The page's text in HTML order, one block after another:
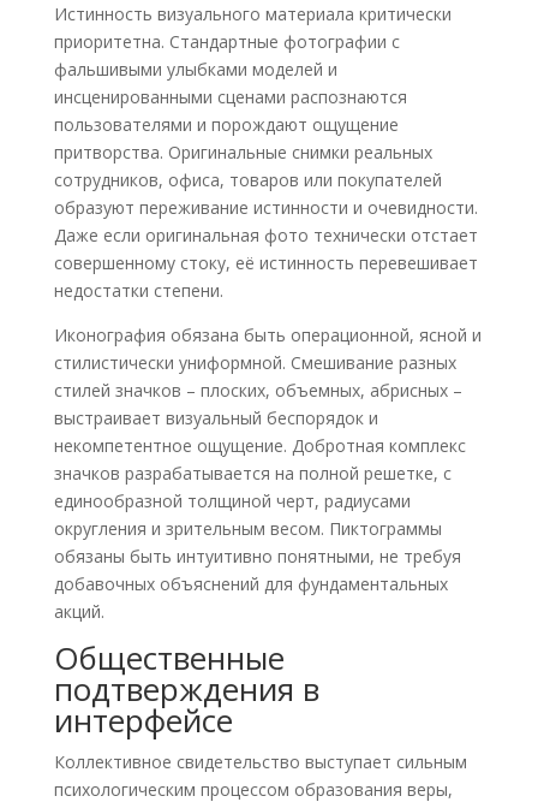
Истинность визуального материала критически
приоритетна. Стандартные фотографии с
фальшивыми улыбками моделей и
инсценированными сценами распознаются
пользователями и порождают ощущение
притворства. Оригинальные снимки реальных
сотрудников, офиса, товаров или покупателей
образуют переживание истинности и очевидности.
Даже если оригинальная фото технически отстает
совершенному стоку, её истинность перевешивает
недостатки степени.
Иконография обязана быть операционной, ясной и
стилистически униформной. Смешивание разных
стилей значков – плоских, объемных, абрисных –
выстраивает визуальный беспорядок и
некомпетентное ощущение. Добротная комплекс
значков разрабатывается на полной решетке, с
единообразной толщиной черт, радиусами
округления и зрительным весом. Пиктограммы
обязаны быть интуитивно понятными, не требуя
добавочных объяснений для фундаментальных
акций.
Общественные
подтверждения в
интерфейсе
Коллективное свидетельство выступает сильным
психологическим процессом образования веры,